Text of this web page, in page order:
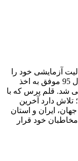
قلم پرس از دی ماه سال 94 فعالیت آزمایشی خود را
آغاز کرد و پس از آن در 13 اردیبهشت ماه سال 95 موفق به اخذ
شد. قلم پرس که با
است؛ تلاش دارد آخرین
ایران و استان
خود قرار